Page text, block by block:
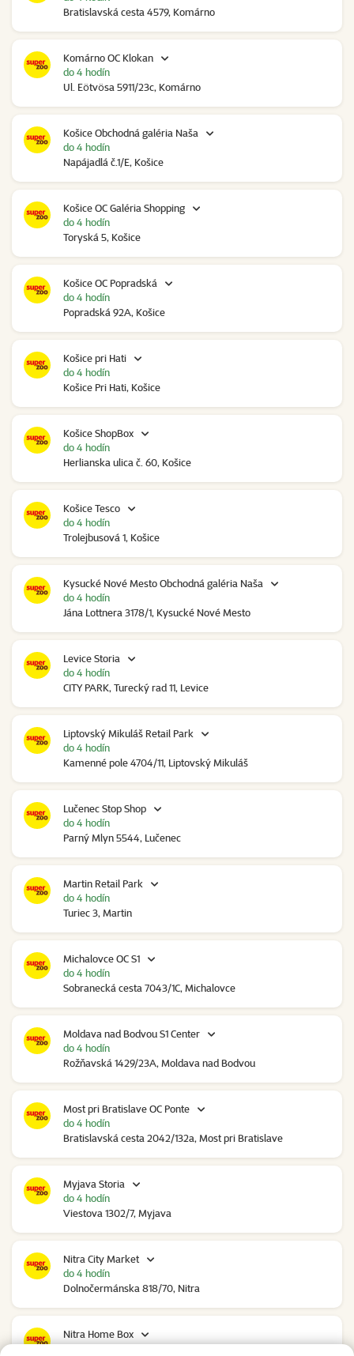
Bratislavská cesta 4579, Komárno
Komárno OC Klokan
Ul. Eötvösa 5911/23c, Komárno
do 4 hodín
Košice Obchodná galéria Naša
Napájadlá č.1/E, Košice
do 4 hodín
Košice OC Galéria Shopping
Toryská 5, Košice
do 4 hodín
Košice OC Popradská
Popradská 92A, Košice
do 4 hodín
Košice pri Hati
Košice Pri Hati, Košice
do 4 hodín
Košice ShopBox
Herlianska ulica č. 60, Košice
do 4 hodín
Košice Tesco
Trolejbusová 1, Košice
do 4 hodín
Kysucké Nové Mesto Obchodná galéria Naša
Jána Lottnera 3178/1, Kysucké Nové Mesto
do 4 hodín
Levice Storia
CITY PARK, Turecký rad 11, Levice
do 4 hodín
Liptovský Mikuláš Retail Park
Kamenné pole 4704/11, Liptovský Mikuláš
do 4 hodín
Lučenec Stop Shop
Parný Mlyn 5544, Lučenec
do 4 hodín
Martin Retail Park
Turiec 3, Martin
do 4 hodín
Michalovce OC S1
Sobranecká cesta 7043/1C, Michalovce
do 4 hodín
Moldava nad Bodvou S1 Center
Rožňavská 1429/23A, Moldava nad Bodvou
do 4 hodín
Most pri Bratislave OC Ponte
Bratislavská cesta 2042/132a, Most pri Bratislave
do 4 hodín
Myjava Storia
Viestova 1302/7, Myjava
do 4 hodín
Nitra City Market
Dolnočermánska 818/70, Nitra
do 4 hodín
Nitra Home Box
do 4 hodín